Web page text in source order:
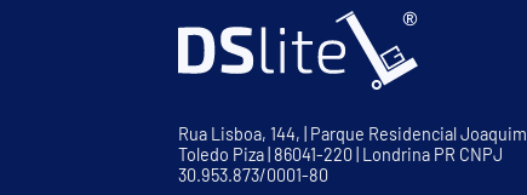
Rua Lisboa, 144, | Parque Residencial Joaquim
Toledo Piza | 86041-220 | Londrina PR CNPJ
30.953.873/0001-80